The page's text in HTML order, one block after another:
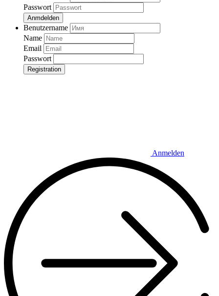
Passwort
Anmdelden
Benutzername
Name
Email
Passwort
Registration
Anmelden